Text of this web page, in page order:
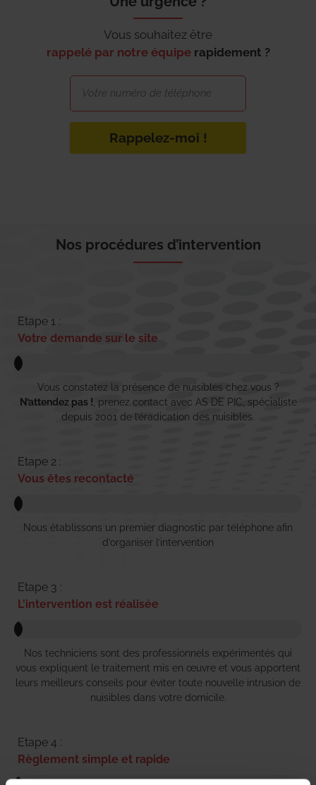
Vous souhaitez être
rappelé par notre équipe rapidement ?
Rappelez-moi !
Nos procédures d’intervention
Etape 1 :
Votre demande sur le site
Vous constatez la présence de nuisibles chez vous ?
N’attendez pas ! , prenez contact avec AS DE PIC, spécialiste
depuis 2001 de l’éradication des nuisibles.
Etape 2 :
Vous êtes recontacté
Nous établissons un premier diagnostic par téléphone afin
d’organiser l’intervention
Etape 3 :
L'intervention est réalisée
Nos techniciens sont des professionnels expérimentés qui
vous expliquent le traitement mis en œuvre et vous apportent
leurs meilleurs conseils pour éviter toute nouvelle intrusion de
nuisibles dans votre domicile.
Etape 4 :
Règlement simple et rapide